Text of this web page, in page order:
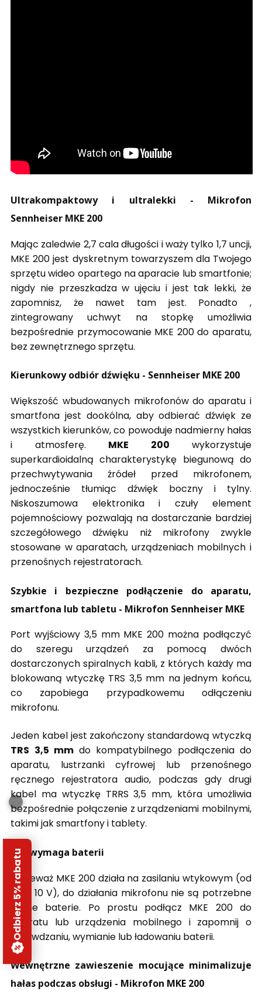
Ultrakompaktowy i ultralekki - Mikrofon
Sennheiser MKE 200
Mając zaledwie 2,7 cala długości i waży tylko 1,7 uncji,
MKE 200 jest dyskretnym towarzyszem dla Twojego
sprzętu wideo opartego na aparacie lub smartfonie;
nigdy nie przeszkadza w ujęciu i jest tak lekki, że
zapomnisz, że nawet tam jest. Ponadto ,
zintegrowany uchwyt na stopkę umożliwia
bezpośrednie przymocowanie MKE 200 do aparatu,
bez zewnętrznego sprzętu.
Kierunkowy odbiór dźwięku - Sennheiser MKE 200
Większość wbudowanych mikrofonów do aparatu i
smartfona jest dookólna, aby odbierać dźwięk ze
wszystkich kierunków, co powoduje nadmierny hałas
i atmosferę. MKE 200 wykorzystuje
superkardioidalną charakterystykę biegunową do
przechwytywania źródeł przed mikrofonem,
jednocześnie tłumiąc dźwięk boczny i tylny.
Niskoszumowa elektronika i czuły element
pojemnościowy pozwalają na dostarczanie bardziej
szczegółowego dźwięku niż mikrofony zwykle
stosowane w aparatach, urządzeniach mobilnych i
przenośnych rejestratorach.
Szybkie i bezpieczne podłączenie do aparatu,
smartfona lub tabletu - Mikrofon Sennheiser MKE
Port wyjściowy 3,5 mm MKE 200 można podłączyć
do szeregu urządzeń za pomocą dwóch
dostarczonych spiralnych kabli, z których każdy ma
blokowaną wtyczkę TRS 3,5 mm na jednym końcu,
co zapobiega przypadkowemu odłączeniu
mikrofonu.
Jeden kabel jest zakończony standardową wtyczką
TRS 3,5 mm do kompatybilnego podłączenia do
aparatu, lustrzanki cyfrowej lub przenośnego
ręcznego rejestratora audio, podczas gdy drugi
kabel ma wtyczkę TRRS 3,5 mm, która umożliwia
bezpośrednie połączenie z urządzeniami mobilnymi,
takimi jak smartfony i tablety.
Nie wymaga baterii
Ponieważ MKE 200 działa na zasilaniu wtykowym (od
2 do 10 V), do działania mikrofonu nie są potrzebne
żadne baterie. Po prostu podłącz MKE 200 do
aparatu lub urządzenia mobilnego i zapomnij o
sprawdzaniu, wymianie lub ładowaniu baterii.
Wewnętrzne zawieszenie mocujące minimalizuje
hałas podczas obsługi - Mikrofon MKE 200
Odbierz 5% rabatu